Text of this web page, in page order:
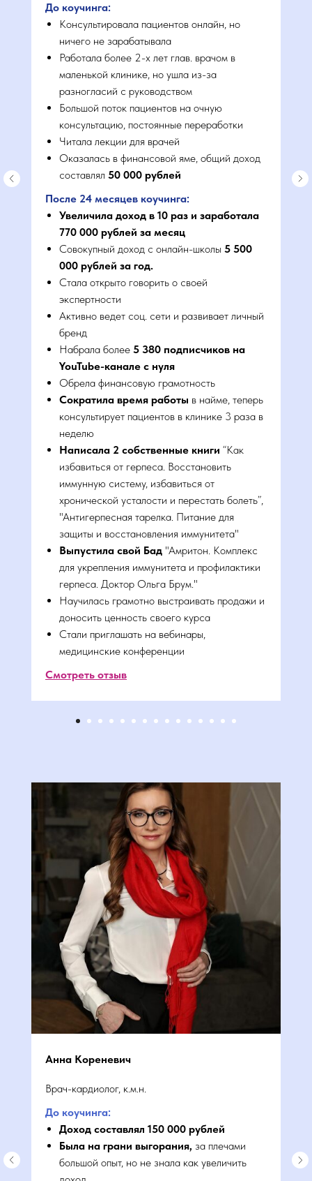
До коучинга:
Консультировала пациентов онлайн, но
ничего не зарабатывала
Работала более 2-х лет глав. врачом в
маленькой клинике, но ушла из-за
разногласий с руководством
Большой поток пациентов на очную
консультацию, постоянные переработки
Читала лекции для врачей
Оказалась в финансовой яме, общий доход
составлял 50 000 рублей
После 24 месяцев коучинга:
Увеличила доход в 10 раз и заработала
770 000 рублей за месяц
Совокупный доход с онлайн-школы 5 500
000 рублей за год.
Стала открыто говорить о своей
экспертности
Активно ведет соц. сети и развивает личный
бренд
Набрала более 5 380 подписчиков на
YouTube-канале с нуля
Обрела финансовую грамотность
Сократила время работы в найме, теперь
консультирует пациентов в клинике 3 раза в
неделю
Написала 2 собственные книги “Как
избавиться от герпеса. Восстановить
иммунную систему, избавиться от
хронической усталости и перестать болеть”,
"Антигерпесная тарелка. Питание для
защиты и восстановления иммунитета"
Выпустила свой Бад "Амритон. Комплекс
для укрепления иммунитета и профилактики
герпеса. Доктор Ольга Брум."
Научилась грамотно выстраивать продажи и
доносить ценность своего курса
Стали приглашать на вебинары,
медицинские конференции
Смотреть отзыв
Юлия Лемешева
Врач-остеопат, г. Санкт-Петербург
До⦁коучинга:
Доход составлял менее 100 000 рублей
Не знала как привлекать пациентов на свои
консультации
Один из самых популярных акушер-
гинекологов в ютубе: более 158 млн
просмотров, более 770 000
подписчиков
Хочу повторить успех ольги
Создатель БАДа “Мужская
мощь”,“Ноовит”, “Детокс Про”,
“Иммунощит Плюс”. Более 1000
штук продаж за июль 2025 года
Как врачу удвоить доход и стать
известным
Приглашаем на онлайн-
консультацию
Получить консультацию
СМОТРИТЕ ВИДЕО
О НАШЕМ КЛУБЕ
ОСТАВЬТЕ ЗАЯВКУ НА ОНЛАЙН-
КОНСУЛЬТАЦИЮ ПО МАРКЕТИНГУ
И ПРОДВИЖЕНИЮ ВРАЧА И КЛИНИКИ!
+7
Записаться
Мы имеем образовательную